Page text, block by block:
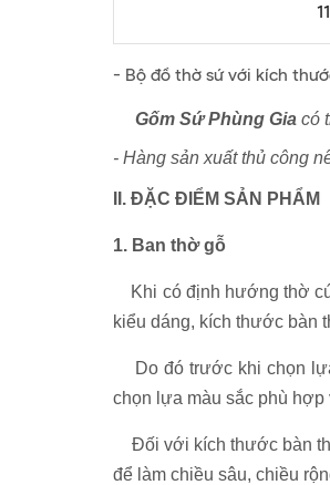
11
- Bộ đồ thờ sứ với kích
Gốm Sứ Phùng Gia có
- Hàng sản xuất thủ công
II. ĐẶC ĐIỂM SẢN PHẨM
1. Ban thờ gỗ
Khi có định hướng thờ
kiểu dáng, kích thước bàn
Do đó trước khi chọn
chọn lựa màu sắc phù
Đối với kích thước bàn
để làm chiều sâu, chiều